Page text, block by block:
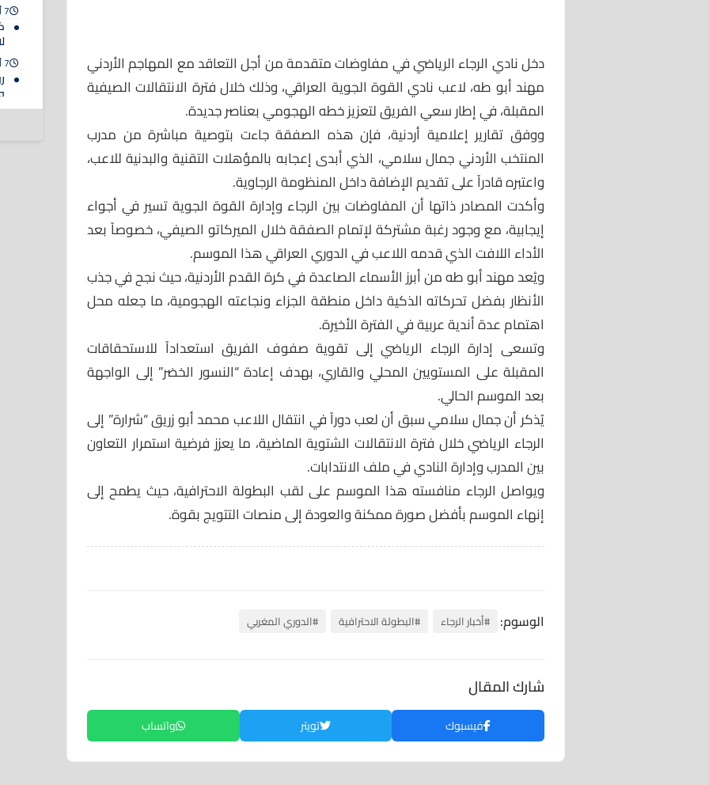
دخل نادي الرجاء الرياضي في مفاوضات متقدمة من أجل التعاقد مع المهاجم الأردني
مهند أبو طه، لاعب نادي القوة الجوية العراقي، وذلك خلال فترة الانتقالات الصيفية
المقبلة، في إطار سعي الفريق لتعزيز خطه الهجومي بعناصر جديدة.
ووفق تقارير إعلامية أردنية، فإن هذه الصفقة جاءت بتوصية مباشرة من مدرب
المنتخب الأردني جمال سلامي، الذي أبدى إعجابه بالمؤهلات التقنية والبدنية للاعب،
واعتبره قادراً على تقديم الإضافة داخل المنظومة الرجاوية.
وأكدت المصادر ذاتها أن المفاوضات بين الرجاء وإدارة القوة الجوية تسير في أجواء
إيجابية، مع وجود رغبة مشتركة لإتمام الصفقة خلال الميركاتو الصيفي، خصوصاً بعد
الأداء اللافت الذي قدمه اللاعب في الدوري العراقي هذا الموسم.
ويُعد مهند أبو طه من أبرز الأسماء الصاعدة في كرة القدم الأردنية، حيث نجح في جذب
الأنظار بفضل تحركاته الذكية داخل منطقة الجزاء ونجاعته الهجومية، ما جعله محل
اهتمام عدة أندية عربية في الفترة الأخيرة.
وتسعى إدارة الرجاء الرياضي إلى تقوية صفوف الفريق استعداداً للاستحقاقات
المقبلة على المستويين المحلي والقاري، بهدف إعادة “النسور الخضر” إلى الواجهة
بعد الموسم الحالي.
يُذكر أن جمال سلامي سبق أن لعب دوراً في انتقال اللاعب محمد أبو زريق “شرارة” إلى
الرجاء الرياضي خلال فترة الانتقالات الشتوية الماضية، ما يعزز فرضية استمرار التعاون
بين المدرب وإدارة النادي في ملف الانتدابات.
ويواصل الرجاء منافسته هذا الموسم على لقب البطولة الاحترافية، حيث يطمح إلى
إنهاء الموسم بأفضل صورة ممكنة والعودة إلى منصات التتويج بقوة.
الوسوم: #أخبار الرجاء #البطولة الاحترافية #الدوري المغربي
شارك المقال
فيسبوك تويتر واتساب
7 أغسطس 2026
7 أغسطس 2026